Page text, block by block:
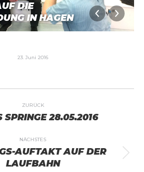
DIE
IN HAGEN
23. Juni 2016
ZURÜCK
Vorheriges
SPRINGE 28.05.2016
NÄCHSTES
Nächstes
Album:
AUFTAKT AUF DER
LAUFBAHN